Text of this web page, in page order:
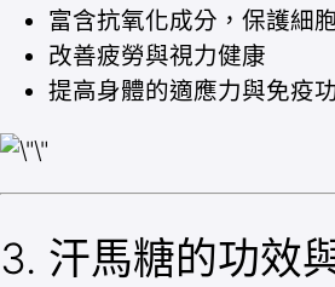
富含抗氧化成分，保護細
改善疲勞與視力健康
提高身體的適應力與免疫
3. 汗馬糖的功效